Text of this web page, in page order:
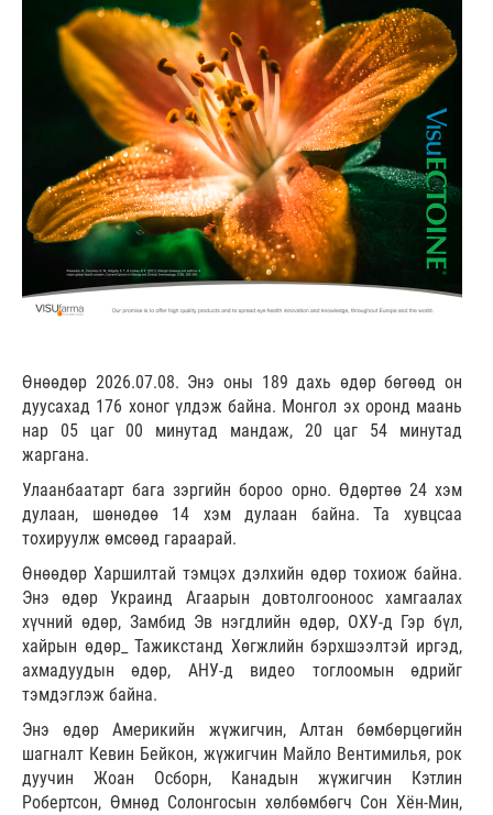
Өнөөдөр 2026.07.08. Энэ оны 189 дахь өдөр бөгөөд он
дуусахад 176 хоног үлдэж байна. Монгол эх оронд маань
нар 05 цаг 00 минутад мандаж, 20 цаг 54 минутад
жаргана.
Улаанбаатарт бага зэргийн бороо орно. Өдөртөө 24 хэм
дулаан, шөнөдөө 14 хэм дулаан байна. Та хувцсаа
тохируулж өмсөөд гараарай.
Өнөөдөр Харшилтай тэмцэх дэлхийн өдөр тохиож байна.
Энэ өдөр Украинд Агаарын довтолгооноос хамгаалах
хүчний өдөр, Замбид Эв нэгдлийн өдөр, ОХУ-д Гэр бүл,
хайрын өдөр_ Тажикстанд Хөгжлийн бэрхшээлтэй иргэд,
ахмадуудын өдөр, АНУ-д видео тоглоомын өдрийг
тэмдэглэж байна.
Энэ өдөр Америкийн жүжигчин, Алтан бөмбөрцөгийн
шагналт Кевин Бейкон, жүжигчин Майло Вентимилья, рок
дуучин Жоан Осборн, Канадын жүжигчин Кэтлин
Робертсон, Өмнөд Солонгосын хөлбөмбөгч Сон Хён-Мин,